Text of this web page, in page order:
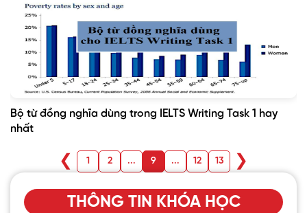
Bộ từ đồng nghĩa dùng trong IELTS Writing Task 1 hay
nhất
❮ 1 2 ... 9 ... 12 13 ❯
THÔNG TIN KHÓA HỌC